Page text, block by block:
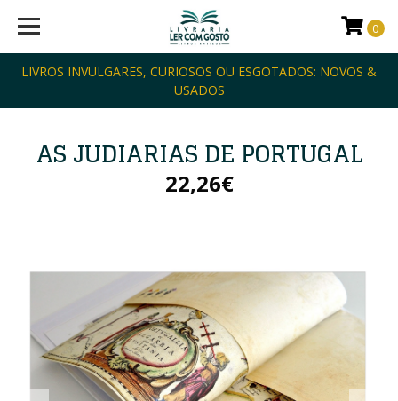
LIVROS INVULGARES, CURIOSOS OU ESGOTADOS: NOVOS &
USADOS
0
AS JUDIARIAS DE PORTUGAL
22,26€